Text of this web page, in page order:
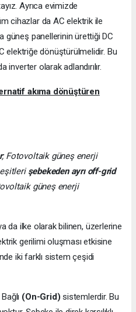
Ayrıca evimizde
cihazlar da AC elektrik ile
güneş panellerinin ürettiği DC
elektriğe dönüştürülmelidir. Bu
olarak adlandırılır.
akıma dönüştüren
; Fotovoltaik güneş enerji
şebekeden ayrı off-grid
güneş enerji
da ilke olarak bilinen, üzerlerine
gerilimi oluşması etkisine
iki farklı sistem çeşidi
(On-Grid) sistemlerdir. Bu